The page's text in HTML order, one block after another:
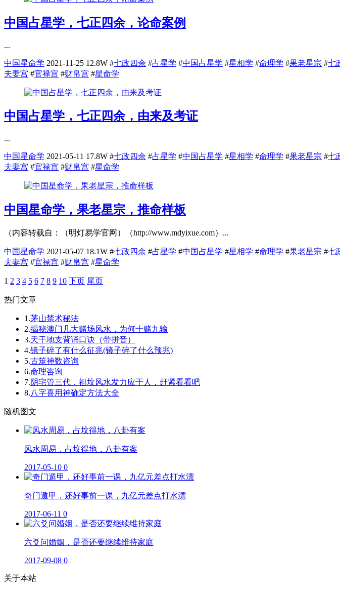
中国占星学，七正四余，论命案例
...
中国星命学 2021-11-25 12.8W #七政四余 #占星学 #中国占星学 #星相学 #命理学 #果老星宗 #七
夫妻宫 #官禄宫 #财帛宫 #星命学
中国占星学，七正四余，由来及考证
...
中国星命学 2021-05-11 17.8W #七政四余 #占星学 #中国占星学 #星相学 #命理学 #果老星宗 #七
夫妻宫 #官禄宫 #财帛宫 #星命学
中国星命学，果老星宗，推命样板
（内容转载自：（明灯易学官网）（http://www.mdyixue.com）...
中国星命学 2021-05-07 18.1W #七政四余 #占星学 #中国占星学 #星相学 #命理学 #果老星宗 #七
夫妻宫 #官禄宫 #财帛宫 #星命学
1 2 3 4 5 6 7 8 9 10 下页 尾页
热门文章
1.茅山禁术秘法
2.揭秘澳门几大赌场风水，为何十赌九输
3.天干地支背诵口诀（带拼音）
4.镜子碎了有什么征兆(镜子碎了什么预兆)
5.古筮神数咨询
6.命理咨询
7.阴宅管三代，祖坟风水发力应于人，赶紧看看吧
8.八字喜用神确定方法大全
随机图文
风水周易，占坟得地，八卦有案
2017-05-10 0
奇门遁甲，还好事前一课，九亿元差点打水漂
2017-06-11 0
六爻问婚姻，是否还要继续维持家庭
2017-09-08 0
关于本站